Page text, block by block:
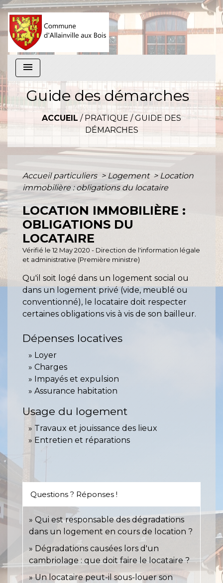
menu
Guide des démarches
ACCUEIL / PRATIQUE / GUIDE DES
DÉMARCHES
Accueil particuliers > Logement > Location
immobilière : obligations du locataire
LOCATION IMMOBILIÈRE :
OBLIGATIONS DU
LOCATAIRE
Vérifié le 12 May 2020 - Direction de l'information légale
et administrative (Première ministre)
Qu'il soit logé dans un logement social ou
dans un logement privé (vide, meublé ou
conventionné), le locataire doit respecter
certaines obligations vis à vis de son bailleur.
Dépenses locatives
Loyer
Charges
Impayés et expulsion
Assurance habitation
Usage du logement
Travaux et jouissance des lieux
Entretien et réparations
Questions ? Réponses !
Qui est responsable des dégradations
dans un logement en cours de location ?
Dégradations causées lors d'un
cambriolage : que doit faire le locataire ?
Un locataire peut-il sous-louer son